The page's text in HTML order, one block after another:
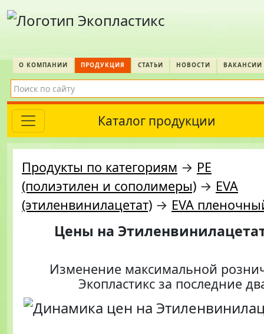
О КОМПАНИИ ПРОДУКЦИЯ СТАТЬИ НОВОСТИ ВАКАНСИИ
Каталог продукции
Продукты по категориям → PE
(полиэтилен и сополимеры) → EVA
(этиленвинилацетат) → EVA
Цены на
Изменение максимальной
Экопластикс за последние